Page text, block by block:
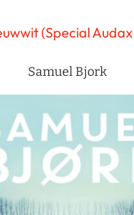
(Special
Samuel Bjork